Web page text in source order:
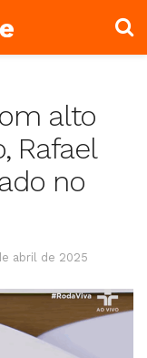
alto
Rafael
no
abril de 2025